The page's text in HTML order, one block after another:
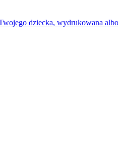
dziecka, wydrukowana